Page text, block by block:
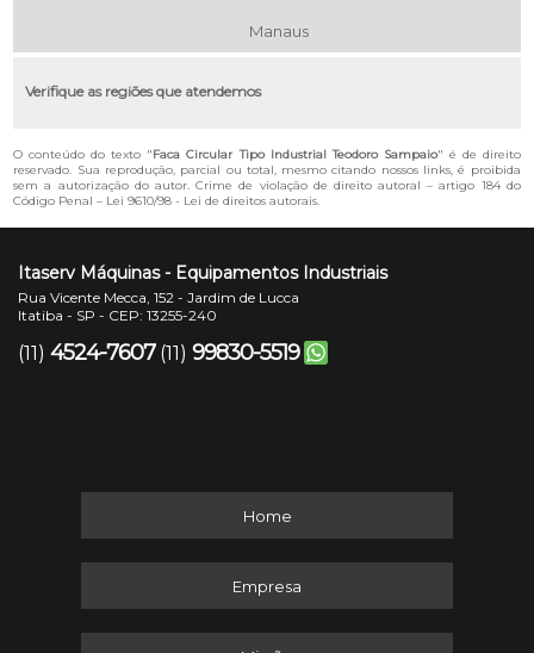
Manaus
Verifique as regiões que atendemos
O conteúdo do texto "Faca Circular Tipo Industrial Teodoro Sampaio" é de direito
reservado. Sua reprodução, parcial ou total, mesmo citando nossos links, é proibida
sem a autorização do autor. Crime de violação de direito autoral – artigo 184 do
Código Penal – Lei 9610/98 - Lei de direitos autorais.
Itaserv Máquinas - Equipamentos Industriais
Rua Vicente Mecca, 152 - Jardim de Lucca
Itatiba - SP - CEP: 13255-240
(11) 4524-7607 (11) 99830-5519
Home
Empresa